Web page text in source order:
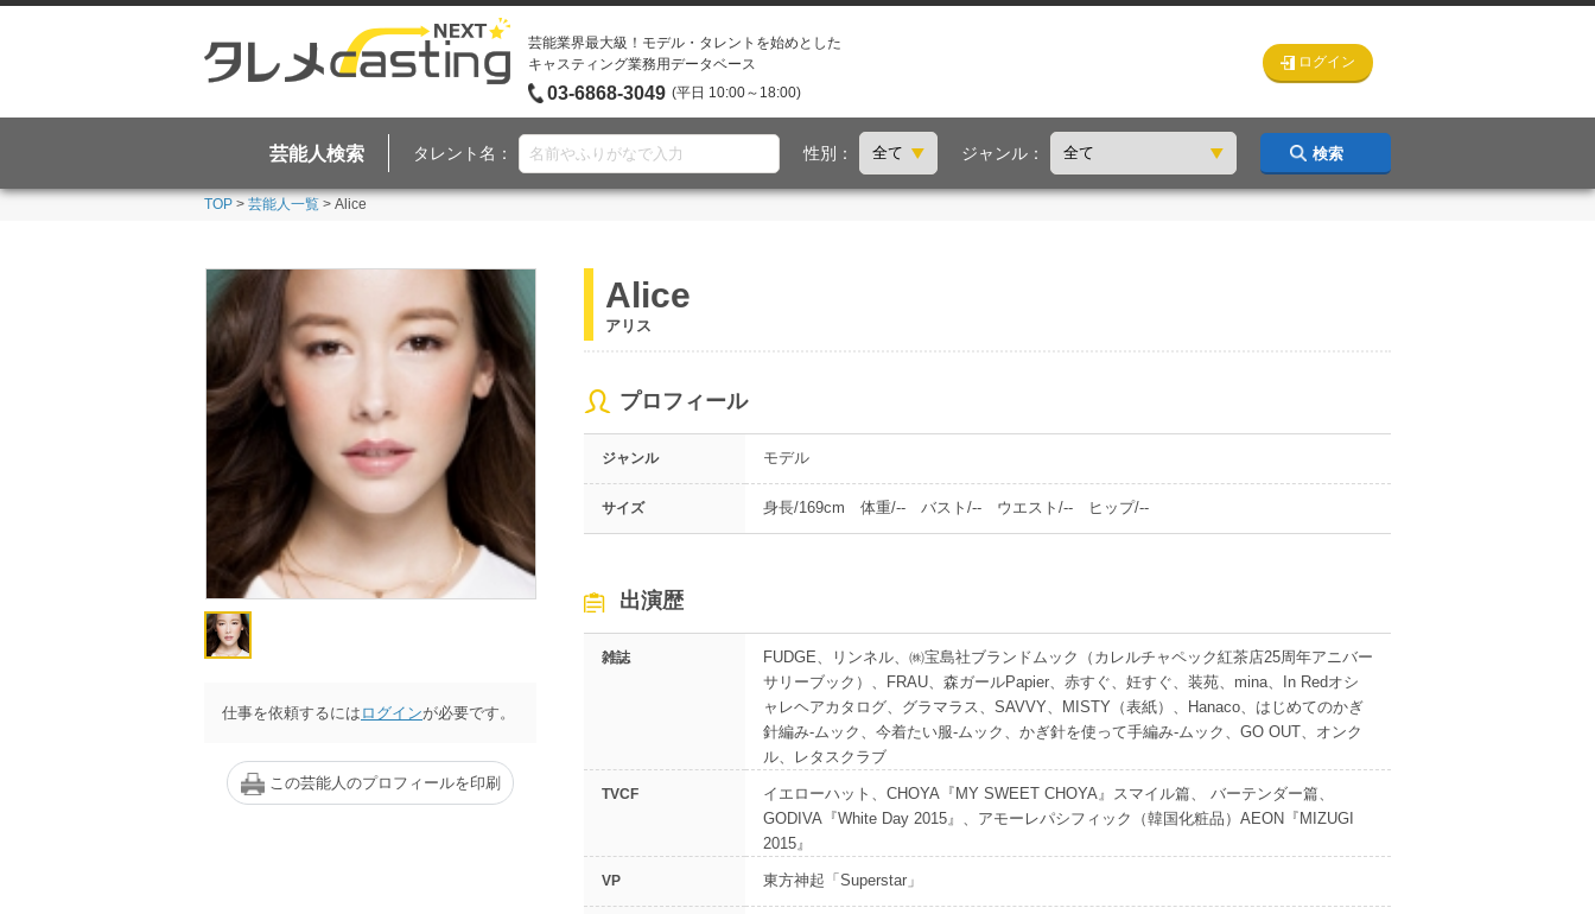
芸能業界最大級！モデル・タレントを始めとした
キャスティング業務用データベース
03-6868-3049 (平日 10:00～18:00)
ログイン
芸能人検索 タレント名： 性別： ジャンル： 検索
TOP > 芸能人一覧 > Alice
仕事を依頼するには ログインが必要です。
この芸能人のプロフィールを印刷
Alice
アリス
プロフィール
ジャンル モデル
サイズ 身長/169cm 体重/-- バスト/-- ウエスト/-- ヒップ/--
出演歴
雑誌
FUDGE、リンネル、㈱宝島社ブランドムック（カレルチャペック紅茶店25周年アニバー
サリーブック）、FRAU、森ガールPapier、赤すぐ、妊すぐ、装苑、mina、In Redオシ
ャレヘアカタログ、グラマラス、SAVVY、MISTY（表紙）、Hanaco、はじめてのかぎ
針編み-ムック、今着たい服-ムック、かぎ針を使って手編み-ムック、GO OUT、オンク
ル、レタスクラブ
TVCF
イエローハット、CHOYA『MY SWEET CHOYA』スマイル篇、 バーテンダー篇、
GODIVA『White Day 2015』、アモーレパシフィック（韓国化粧品）AEON『MIZUGI
2015』
VP 東方神起「Superstar」